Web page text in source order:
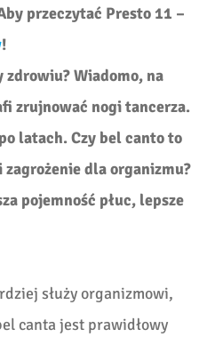
przeczytać Presto 11 –
!
zdrowiu? Wiadomo, na
zrujnować nogi tancerza.
latach. Czy bel canto to
dla organizmu?
pojemność płuc, lepsze
służy organizmowi,
canta jest prawidłowy